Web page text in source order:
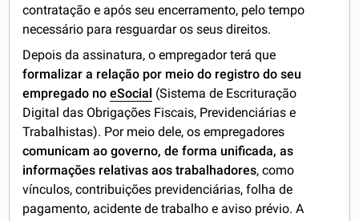
contratação e após seu encerramento, pelo tempo
necessário para resguardar os seus direitos.
Depois da assinatura, o empregador terá que
formalizar a relação por meio do registro do seu
empregado noeSocial (Sistema de Escrituração
Digital das Obrigações Fiscais, Previdenciárias e
Trabalhistas). Por meio dele, os empregadores
comunicam ao governo, de forma unificada, as
informações relativas aos trabalhadores, como
vínculos, contribuições previdenciárias, folha de
pagamento, acidente de trabalho e aviso prévio. A